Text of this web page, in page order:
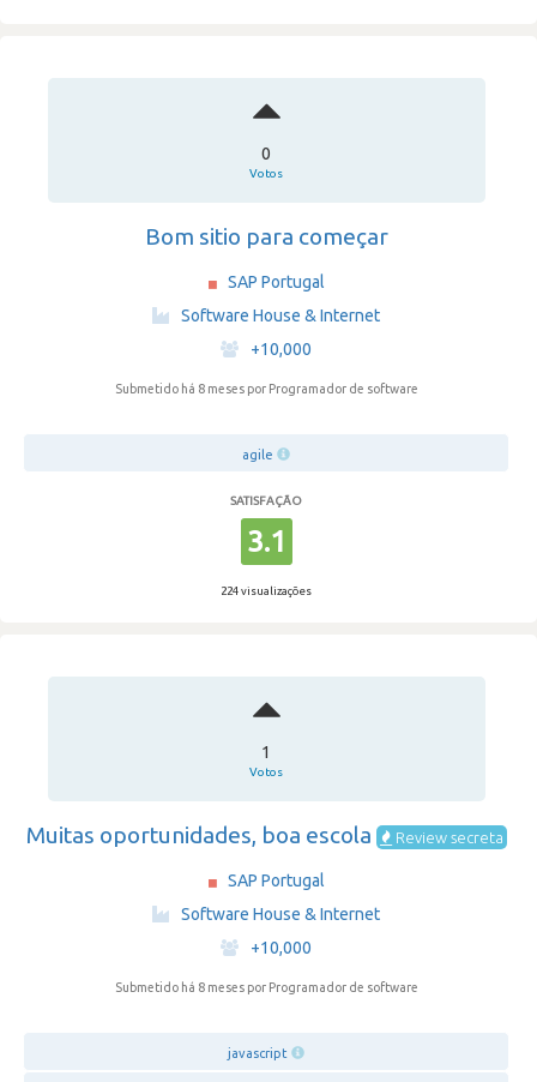
0
Votos
Bom sitio para começar
SAP Portugal
Software House & Internet
·
+10,000
Submetido há 8 meses por Programador de software
agile
SATISFAÇÃO
3.1
224 visualizações
1
Votos
Muitas oportunidades, boa escola Review secreta
SAP Portugal
Software House & Internet
·
+10,000
Submetido há 8 meses por Programador de software
javascript